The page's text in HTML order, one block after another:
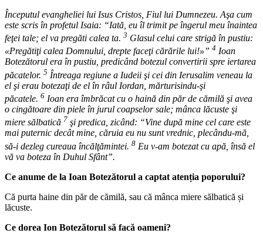
Începutul evangheliei lui Isus Cristos, Fiul lui Dumnezeu. Aşa cum
este scris în profetul Isaia: “Iată, eu îl trimit pe îngerul meu înaintea
feţei tale; el va pregăti calea ta. 3 Glasul celui care strigă în pustiu:
«Pregătiţi calea Domnului, drepte faceţi cărările lui!»” 4 Ioan
Botezătorul era în pustiu, predicând botezul convertirii spre iertarea
păcatelor. 5 Întreaga regiune a Iudeii şi cei din Ierusalim veneau la
el şi erau botezaţi de el în râul Iordan, mărturisindu-şi
păcatele. 6 Ioan era îmbrăcat cu o haină din păr de cămilă şi avea
o cingătoare din piele în jurul coapselor sale; mânca lăcuste şi
miere sălbatică 7 şi predica, zicând: “Vine după mine cel care este
mai puternic decât mine, căruia eu nu sunt vrednic, plecându-mă,
să-i dezleg cureaua încălţămintei. 8 Eu v-am botezat cu apă, însă el
vă va boteza în Duhul Sfânt”.
Ce anume de la Ioan Botezătorul a captat atenția poporului?
Că purta haine din păr de cămilă, sau că mânca miere sălbatică și
lăcuste.
Ce dorea Ion Botezătorul să facă oameni?